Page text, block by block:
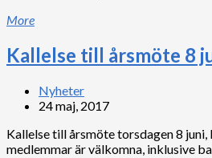
More
Kallelse till årsmöte 8
Nyheter
24 maj, 2017
Kallelse till årsmöte torsdagen 8
medlemmar är välkomna, inklusive